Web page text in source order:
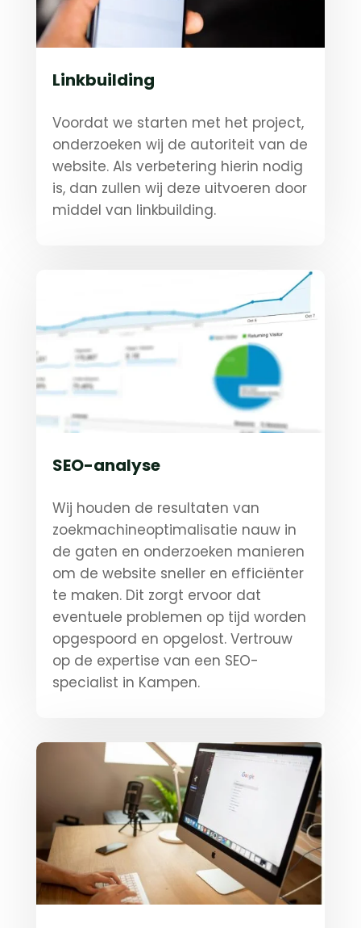
Linkbuilding
Voordat we starten met het project,
onderzoeken wij de autoriteit van de
website. Als verbetering hierin nodig
is, dan zullen wij deze uitvoeren door
middel van linkbuilding.
SEO-analyse
Wij houden de resultaten van
zoekmachineoptimalisatie nauw in
de gaten en onderzoeken manieren
om de website sneller en efficiënter
te maken. Dit zorgt ervoor dat
eventuele problemen op tijd worden
opgespoord en opgelost. Vertrouw
op de expertise van een SEO-
specialist in Kampen.